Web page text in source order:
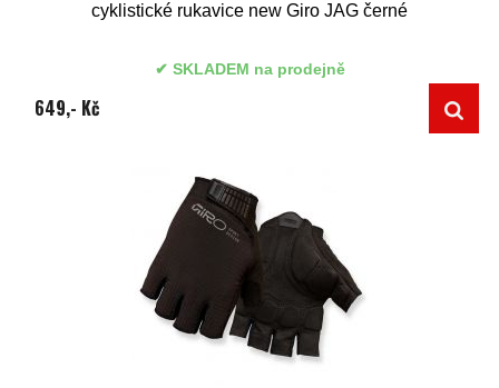
cyklistické rukavice new Giro JAG černé
SKLADEM na prodejně
649,- Kč